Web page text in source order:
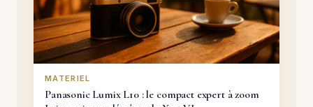
MATERIEL
Panasonic Lumix L10 : le compact expert à zoom